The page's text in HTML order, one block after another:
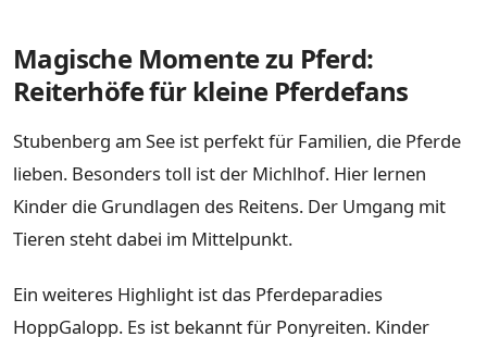
Magische Momente zu Pferd:
Reiterhöfe für kleine Pferdefans
Stubenberg am See ist perfekt für Familien, die Pferde
lieben. Besonders toll ist der Michlhof. Hier lernen
Kinder die Grundlagen des Reitens. Der Umgang mit
Tieren steht dabei im Mittelpunkt.
Ein weiteres Highlight ist das Pferdeparadies
HoppGalopp. Es ist bekannt für Ponyreiten. Kinder